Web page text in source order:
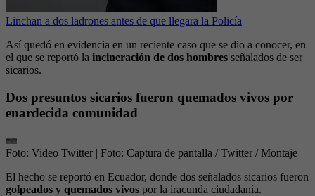
Linchan a dos ladrones antes de que llegara la Policía
Así quedó en evidencia en un reciente caso que se dio a conocer, en
el que se reportó la incineración de dos hombres señalados de ser
sicarios.
Dos presuntos sicarios fueron quemados vivos por
enardecida comunidad
Foto: Video Twitter | Foto: Captura de pantalla / Twitter / Montaje
El hecho se reportó en Ecuador, donde dos señalados sicarios fueron
golpeados y quemados vivos por la iracunda ciudadanía.